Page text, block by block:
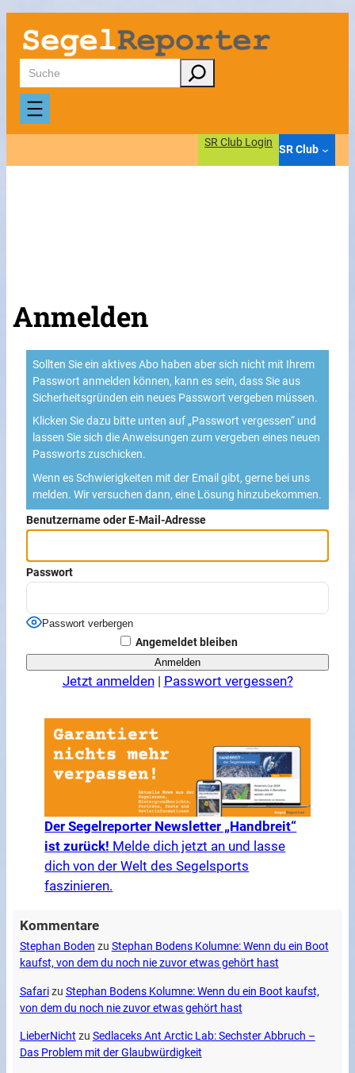
Suchen
SR Club Login
SR Club
Anmelden
Sollten Sie ein aktives Abo haben aber sich nicht mit Ihrem
Passwort anmelden können, kann es sein, dass Sie aus
Sicherheitsgründen ein neues Passwort vergeben müssen.
Klicken Sie dazu bitte unten auf „Passwort vergessen“ und
lassen Sie sich die Anweisungen zum vergeben eines neuen
Passworts zuschicken.
Wenn es Schwierigkeiten mit der Email gibt, gerne bei uns
melden. Wir versuchen dann, eine Lösung hinzubekommen.
Benutzername oder E-Mail-Adresse
Passwort
Passwort verbergen
Angemeldet bleiben
Jetzt anmelden| Passwort vergessen?
Der Segelreporter Newsletter „Handbreit“
ist zurück! Melde dich jetzt an und lasse
dich von der Welt des Segelsports
faszinieren.
Kommentare
Stephan Boden zu Stephan Bodens Kolumne: Wenn du ein Boot
kaufst, von dem du noch nie zuvor etwas gehört hast
Safarizu Stephan Bodens Kolumne: Wenn du ein Boot kaufst,
von dem du noch nie zuvor etwas gehört hast
LieberNicht zu Sedlaceks Ant Arctic Lab: Sechster Abbruch –
Das Problem mit der Glaubwürdigkeit